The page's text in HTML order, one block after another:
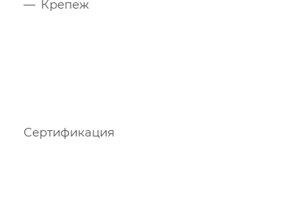
Крепеж
Сертификация